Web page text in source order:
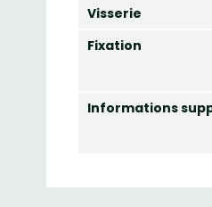
Visserie
Fixation
Informations